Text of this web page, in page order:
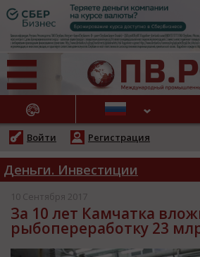
НОВОСТИ
Войти Регистрация
Деньги. Инвестиции
10 Сентября 2017
За 10 лет Камчатка
рыбопереработку 23